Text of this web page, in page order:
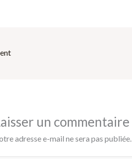
un commentaire
adresse e-mail ne sera pas publiée.